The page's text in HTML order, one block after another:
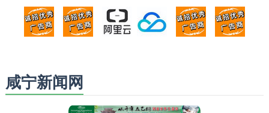
顶部广告位1
广告位招商_广告位待售
顶部广告位2
广告位招商_广告位待售
阿里云
打折活动、99元/年
腾讯云
优惠打折，99元/年
顶部广告位5
广告位招商_
咸宁新闻网